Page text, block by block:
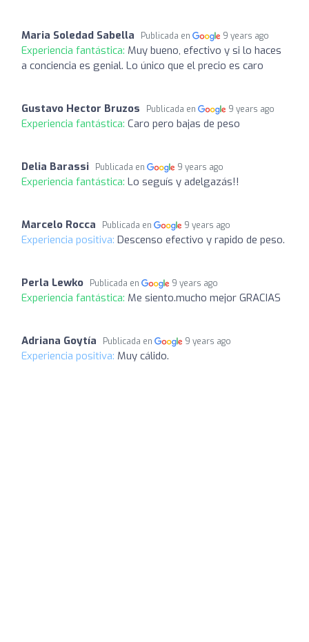
Maria Soledad Sabella Publicada en 9 years ago
Experiencia fantástica: Muy bueno, efectivo y si lo haces
a conciencia es genial. Lo único que el precio es caro
Gustavo Hector Bruzos Publicada en 9 years ago
Experiencia fantástica: Caro pero bajas de peso
Delia Barassi Publicada en 9 years ago
Experiencia fantástica: Lo seguís y adelgazás!!
Marcelo Rocca Publicada en 9 years ago
Experiencia positiva: Descenso efectivo y rapido de peso.
Perla Lewko Publicada en 9 years ago
Experiencia fantástica: Me siento.mucho mejor GRACIAS
Adriana Goytía Publicada en 9 years ago
Experiencia positiva: Muy cálido.